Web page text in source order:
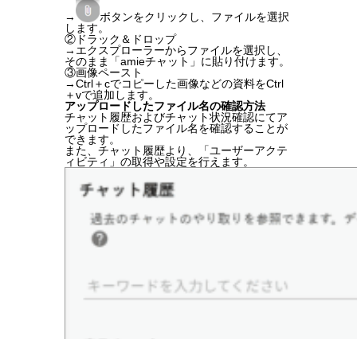
→
ボタンをクリックし、ファイルを選択
します。
②ドラック＆ドロップ
→エクスプローラーからファイルを選択し、
そのまま「amieチャット」に貼り付けます。
③画像ペースト
→Ctrl＋cでコピーした画像などの資料をCtrl
＋vで追加します。
アップロードしたファイル名の確認方法
チャット履歴およびチャット状況確認にてア
ップロードしたファイル名を確認することが
できます。
また、チャット履歴より、「ユーザーアクテ
ィビティ」の取得や設定を行えます。